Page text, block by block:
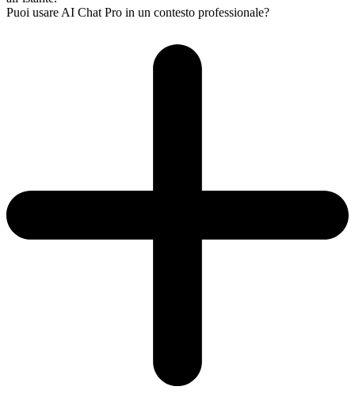
Puoi usare AI Chat Pro in un contesto professionale?